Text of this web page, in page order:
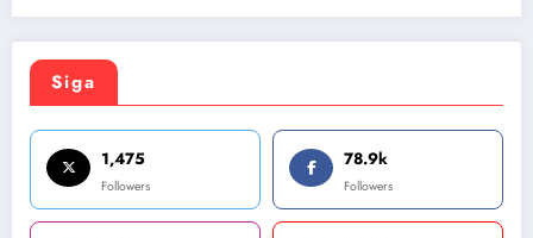
Siga
1,475
Followers
78.9k
Followers